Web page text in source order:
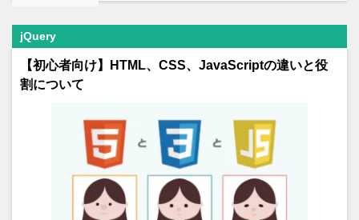
jQuery
【初心者向け】HTML、CSS、JavaScriptの違いと役
割について